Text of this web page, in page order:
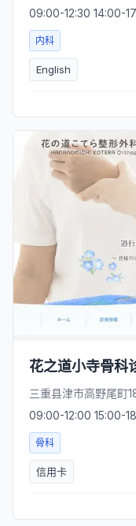
09:00-12:30 14:00-
内科
English
花之道小寺骨科
三重县津市高野尾町
09:00-12:00 15:00-
骨科
信用卡